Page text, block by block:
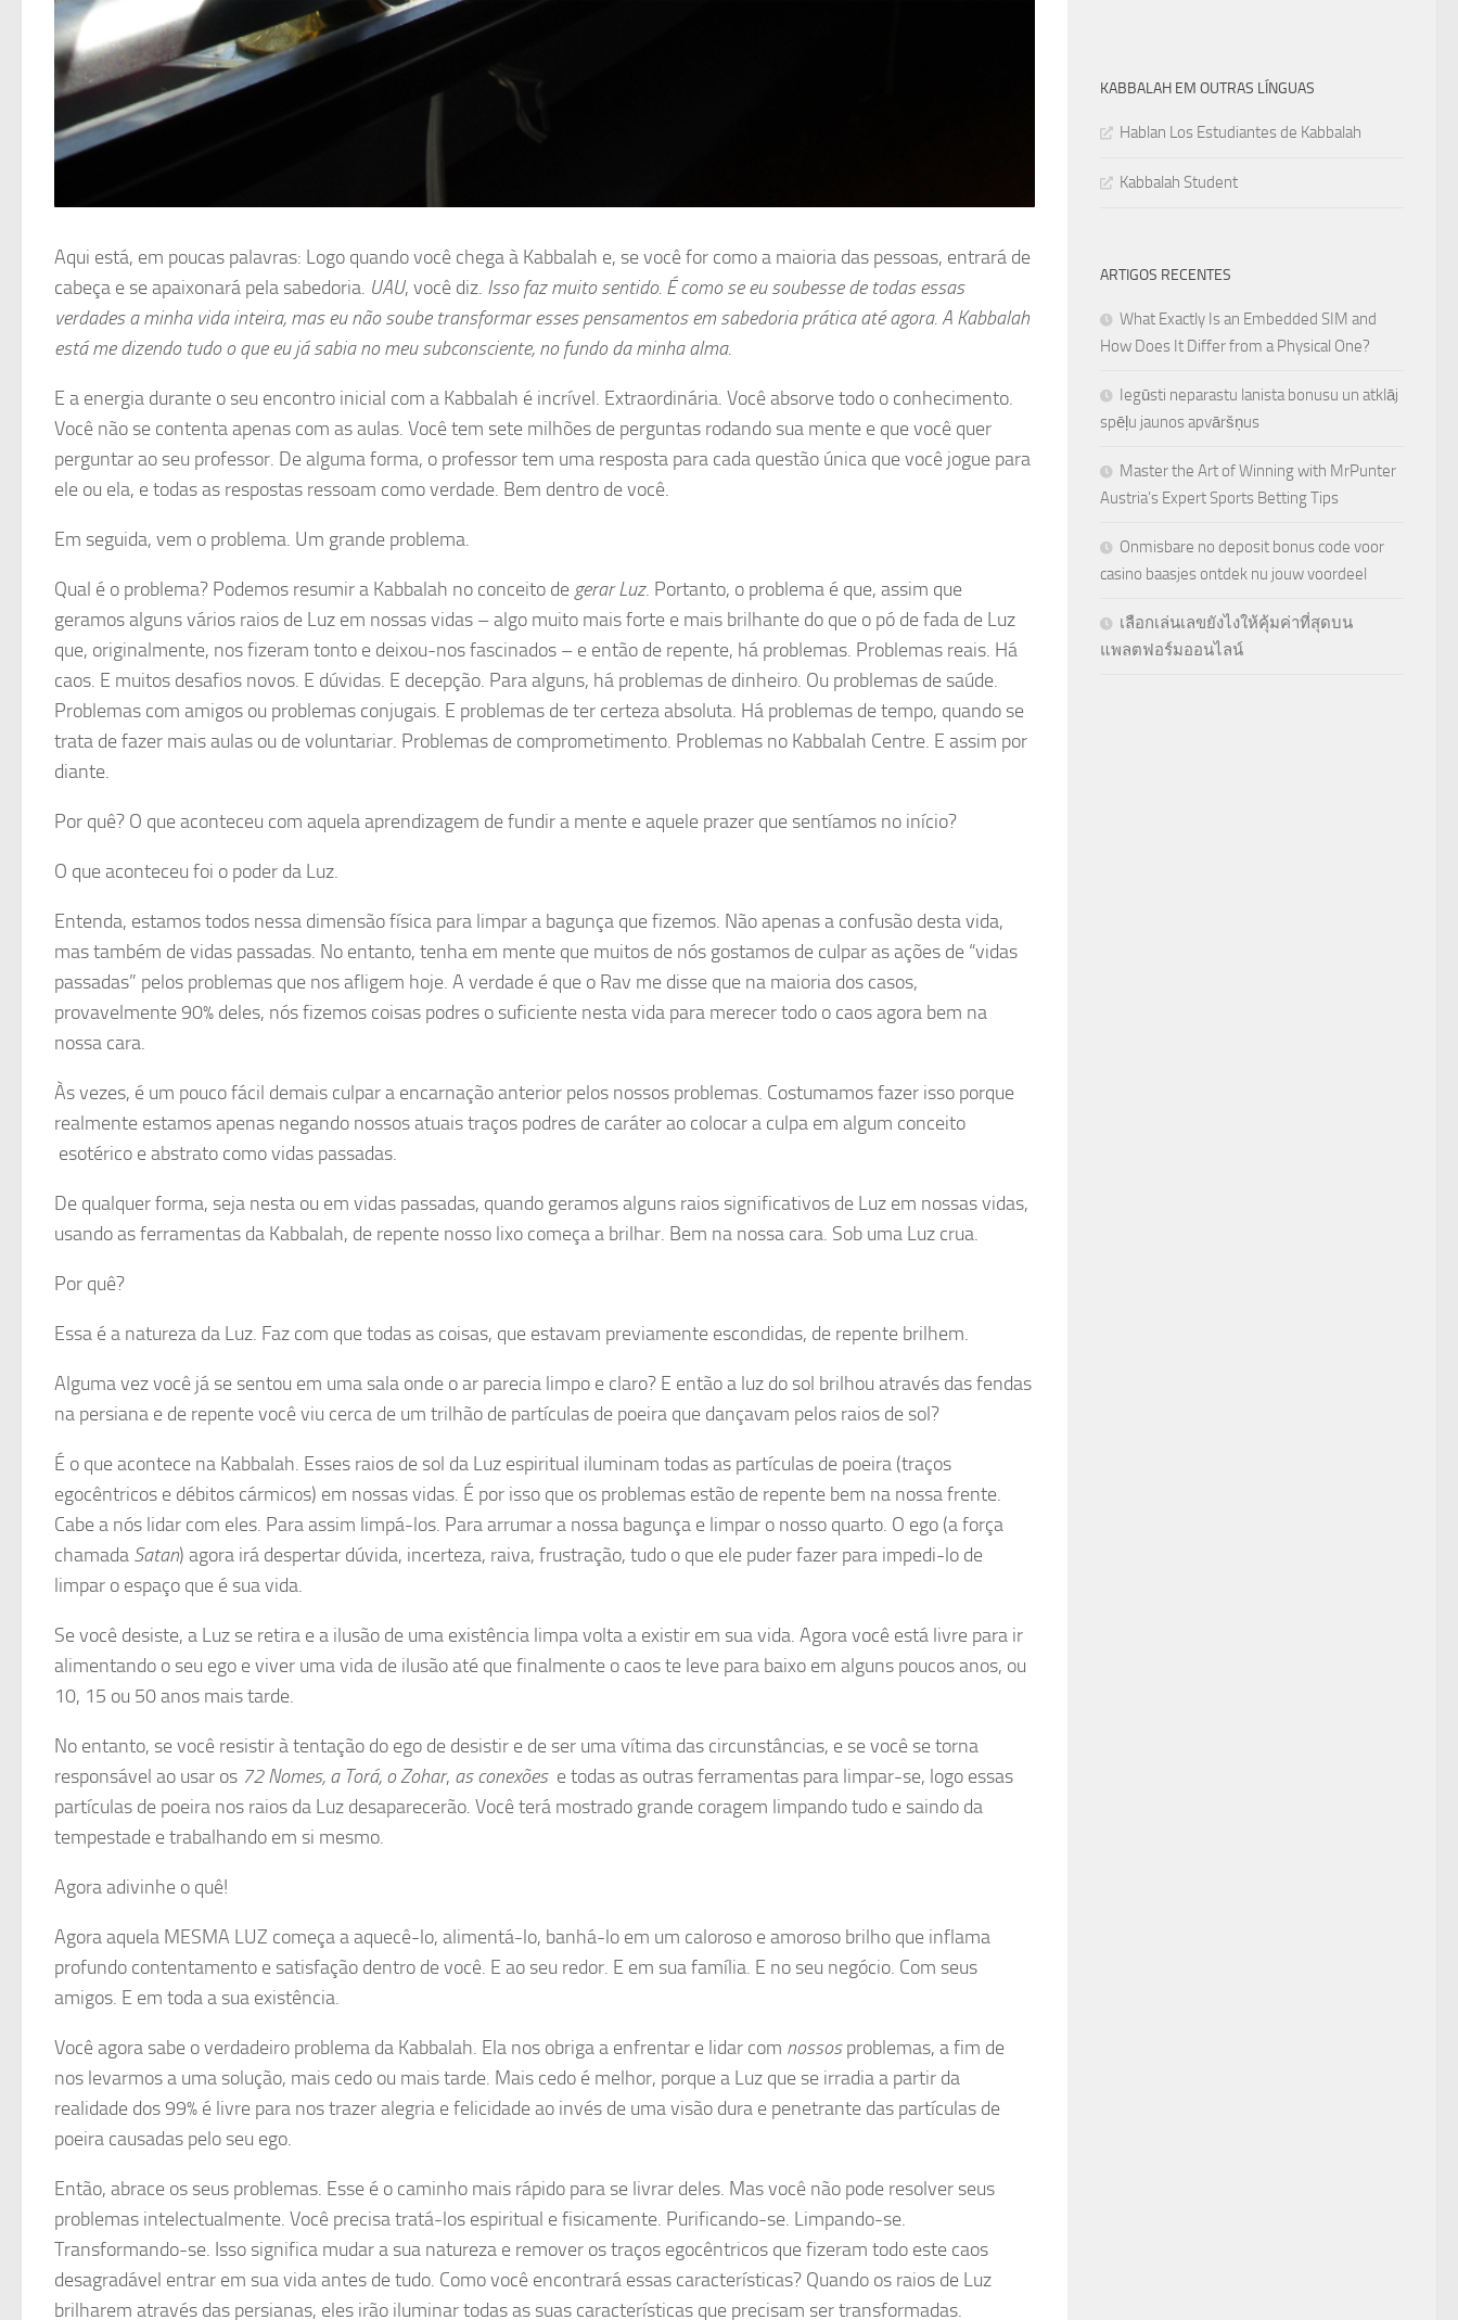
Aqui está, em poucas palavras: Logo quando você chega à Kabbalah e, se você for como a maioria das pessoas, entrará de
cabeça e se apaixonará pela sabedoria. UAU, você diz. Isso faz muito sentido. É como se eu soubesse de todas essas
verdades a minha vida inteira, mas eu não soube transformar esses pensamentos em sabedoria prática até agora. A Kabbalah
está me dizendo tudo o que eu já sabia no meu subconsciente, no fundo da minha alma.
E a energia durante o seu encontro inicial com a Kabbalah é incrível. Extraordinária. Você absorve todo o conhecimento.
Você não se contenta apenas com as aulas. Você tem sete milhões de perguntas rodando sua mente e que você quer
perguntar ao seu professor. De alguma forma, o professor tem uma resposta para cada questão única que você jogue para
ele ou ela, e todas as respostas ressoam como verdade. Bem dentro de você.
Em seguida, vem o problema. Um grande problema.
Qual é o problema? Podemos resumir a Kabbalah no conceito de gerar Luz. Portanto, o problema é que, assim que
geramos alguns vários raios de Luz em nossas vidas – algo muito mais forte e mais brilhante do que o pó de fada de Luz
que, originalmente, nos fizeram tonto e deixou-nos fascinados – e então de repente, há problemas. Problemas reais. Há
caos. E muitos desafios novos. E dúvidas. E decepção. Para alguns, há problemas de dinheiro. Ou problemas de saúde.
Problemas com amigos ou problemas conjugais. E problemas de ter certeza absoluta. Há problemas de tempo, quando se
trata de fazer mais aulas ou de voluntariar. Problemas de comprometimento. Problemas no Kabbalah Centre. E assim por
diante.
Por quê? O que aconteceu com aquela aprendizagem de fundir a mente e aquele prazer que sentíamos no início?
O que aconteceu foi o poder da Luz.
Entenda, estamos todos nessa dimensão física para limpar a bagunça que fizemos. Não apenas a confusão desta vida,
mas também de vidas passadas. No entanto, tenha em mente que muitos de nós gostamos de culpar as ações de “vidas
passadas” pelos problemas que nos afligem hoje. A verdade é que o Rav me disse que na maioria dos casos,
provavelmente 90% deles, nós fizemos coisas podres o suficiente nesta vida para merecer todo o caos agora bem na
nossa cara.
Às vezes, é um pouco fácil demais culpar a encarnação anterior pelos nossos problemas. Costumamos fazer isso porque
realmente estamos apenas negando nossos atuais traços podres de caráter ao colocar a culpa em algum conceito
esotérico e abstrato como vidas passadas.
De qualquer forma, seja nesta ou em vidas passadas, quando geramos alguns raios significativos de Luz em nossas vidas,
usando as ferramentas da Kabbalah, de repente nosso lixo começa a brilhar. Bem na nossa cara. Sob uma Luz crua.
Por quê?
Essa é a natureza da Luz. Faz com que todas as coisas, que estavam previamente escondidas, de repente brilhem.
Alguma vez você já se sentou em uma sala onde o ar parecia limpo e claro? E então a luz do sol brilhou através das fendas
na persiana e de repente você viu cerca de um trilhão de partículas de poeira que dançavam pelos raios de sol?
É o que acontece na Kabbalah. Esses raios de sol da Luz espiritual iluminam todas as partículas de poeira (traços
egocêntricos e débitos cármicos) em nossas vidas. É por isso que os problemas estão de repente bem na nossa frente.
Cabe a nós lidar com eles. Para assim limpá-los. Para arrumar a nossa bagunça e limpar o nosso quarto. O ego (a força
chamada Satan) agora irá despertar dúvida, incerteza, raiva, frustração, tudo o que ele puder fazer para impedi-lo de
limpar o espaço que é sua vida.
Se você desiste, a Luz se retira e a ilusão de uma existência limpa volta a existir em sua vida. Agora você está livre para ir
alimentando o seu ego e viver uma vida de ilusão até que finalmente o caos te leve para baixo em alguns poucos anos, ou
10, 15 ou 50 anos mais tarde.
No entanto, se você resistir à tentação do ego de desistir e de ser uma vítima das circunstâncias, e se você se torna
responsável ao usar os 72 Nomes, a Torá, o Zohar, as conexõese todas as outras ferramentas para limpar-se, logo essas
partículas de poeira nos raios da Luz desaparecerão. Você terá mostrado grande coragem limpando tudo e saindo da
tempestade e trabalhando em si mesmo.
Agora adivinhe o quê!
Agora aquela MESMA LUZ começa a aquecê-lo, alimentá-lo, banhá-lo em um caloroso e amoroso brilho que inflama
profundo contentamento e satisfação dentro de você. E ao seu redor. E em sua família. E no seu negócio. Com seus
amigos. E em toda a sua existência.
Você agora sabe o verdadeiro problema da Kabbalah. Ela nos obriga a enfrentar e lidar com nossosproblemas, a fim de
nos levarmos a uma solução, mais cedo ou mais tarde. Mais cedo é melhor, porque a Luz que se irradia a partir da
realidade dos 99% é livre para nos trazer alegria e felicidade ao invés de uma visão dura e penetrante das partículas de
poeira causadas pelo seu ego.
Então, abrace os seus problemas. Esse é o caminho mais rápido para se livrar deles. Mas você não pode resolver seus
problemas intelectualmente. Você precisa tratá-los espiritual e fisicamente. Purificando-se. Limpando-se.
Transformando-se. Isso significa mudar a sua natureza e remover os traços egocêntricos que fizeram todo este caos
desagradável entrar em sua vida antes de tudo. Como você encontrará essas características? Quando os raios de Luz
brilharem através das persianas, eles irão iluminar todas as suas características que precisam ser transformadas.
KABBALAH EM OUTRAS LÍNGUAS
Hablan Los Estudiantes de Kabbalah
Kabbalah Student
ARTIGOS RECENTES
What Exactly Is an Embedded SIM and
How Does It Differ from a Physical One?
Iegūsti neparastu lanista bonusu un atklāj
spēļu jaunos apvāršņus
Master the Art of Winning with MrPunter
Austria’s Expert Sports Betting Tips
Onmisbare no deposit bonus code voor
casino baasjes ontdek nu jouw voordeel
เลือกเล่นเลขยังไงให้คุ้มค่าที่สุดบน
แพลตฟอร์มออนไลน์